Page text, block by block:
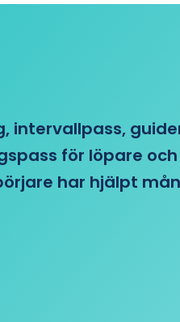
intervallpass,
för löpare
har hjälpt